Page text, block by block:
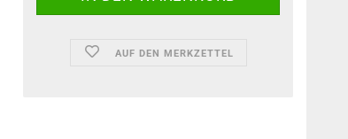
AUF DEN MERKZETTEL